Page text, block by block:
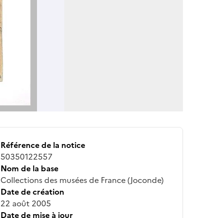
Référence de la notice
50350122557
Nom de la base
Collections des musées de France (Joconde)
Date de création
22 août 2005
Date de mise à jour